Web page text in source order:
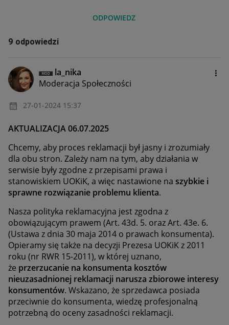
ODPOWIEDZ
9 odpowiedzi
la_nika
Moderacja Społeczności
‎27-01-2024 15:37
AKTUALIZACJA 06.07.2025
Chcemy, aby proces reklamacji był jasny i zrozumiały
dla obu stron. Zależy nam na tym, aby działania w
serwisie były zgodne z przepisami prawa i
stanowiskiem UOKiK, a więc nastawione na szybkie i
sprawne rozwiązanie problemu klienta.
Nasza polityka reklamacyjna jest zgodna z
obowiązującym prawem (Art. 43d. 5. oraz Art. 43e. 6.
(Ustawa z dnia 30 maja 2014 o prawach konsumenta).
Opieramy się także na decyzji Prezesa UOKiK z 2011
roku (nr RWR 15-2011), w której uznano,
że przerzucanie na konsumenta kosztów
nieuzasadnionej reklamacji narusza zbiorowe interesy
konsumentów. Wskazano, że sprzedawca posiada
przeciwnie do konsumenta, wiedzę profesjonalną
potrzebną do oceny zasadności reklamacji.